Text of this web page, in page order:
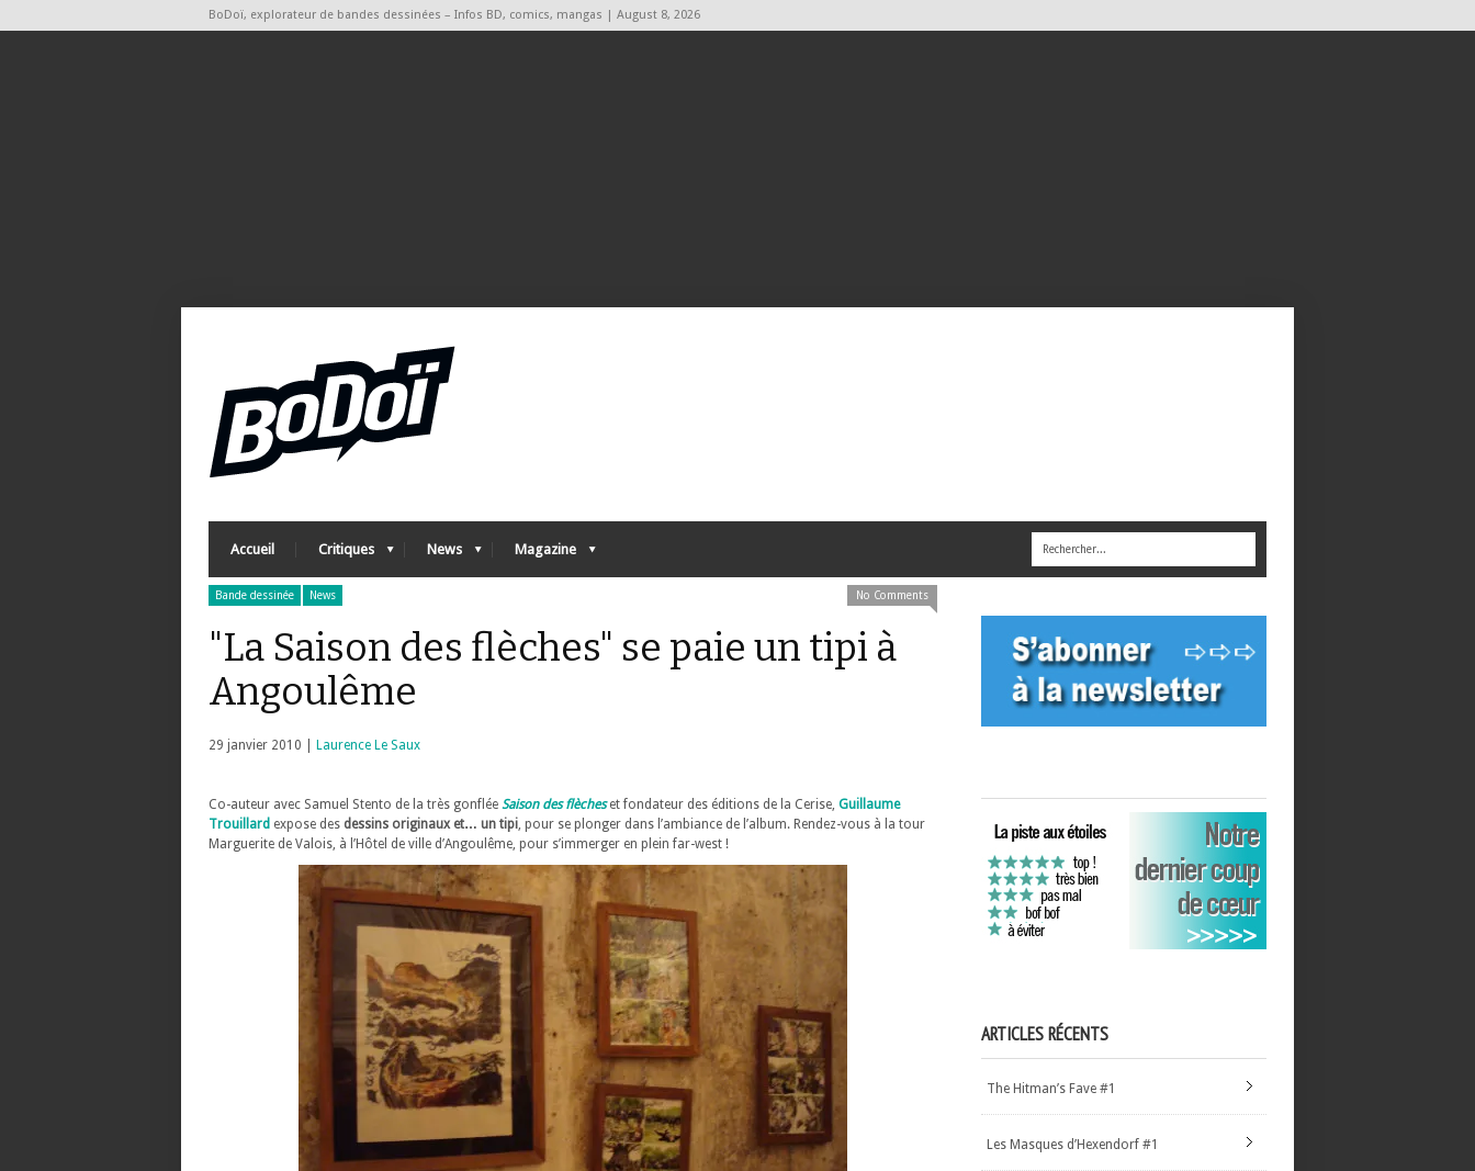
BoDoï, explorateur de bandes dessinées – Infos BD, comics, mangas | August 8, 2026
Accueil Critiques News Magazine
Bande dessinée News No Comments
"La Saison des flèches" se paie un tipi à
Angoulême
29 janvier 2010 | Laurence Le Saux
Co-auteur avec Samuel Stento de la très gonflée Saison des flècheset fondateur des éditions de la Cerise, Guillaume
Trouillard expose des dessins originaux et… un tipi, pour se plonger dans l’ambiance de l’album. Rendez-vous à la tour
Marguerite de Valois, à l’Hôtel de ville d’Angoulême, pour s’immerger en plein far-west !
ARTICLES RÉCENTS
The Hitman’s Fave #1
Les Masques d’Hexendorf #1